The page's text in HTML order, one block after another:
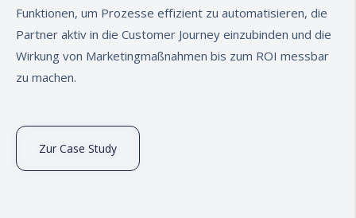
Funktionen, um Prozesse effizient zu automatisieren, die
Partner aktiv in die Customer Journey einzubinden und die
Wirkung von Marketingmaßnahmen bis zum ROI messbar
zu machen.
Zur Case Study